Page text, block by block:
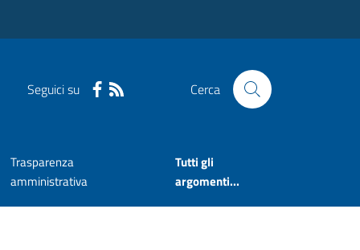
Seguici su Cerca
Trasparenza
amministrativa
Tutti gli
argomenti...